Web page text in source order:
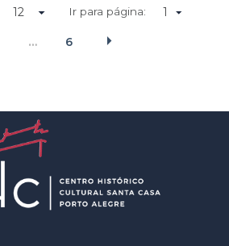
Ir para página: 1
… 6